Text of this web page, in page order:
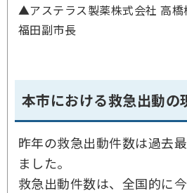
▲アステラス製薬株式会社 高橋
福田副市長
本市における救急出動の
昨年の救急出動件数は過去
ました。
救急出動件数は、全国的に